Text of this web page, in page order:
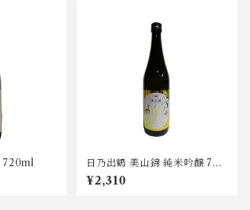
720ml
日乃出鶴 美山錦 純米吟醸 720
ml
¥2,310